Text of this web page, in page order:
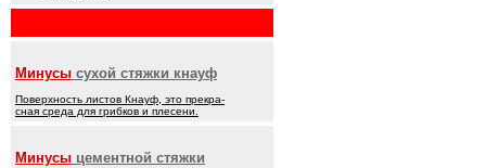
Минусы сухой стяжки кнауф
Поверхность листов Кнауф, это прекра-
сная среда для грибков и плесени.
Минусы цементной стяжки